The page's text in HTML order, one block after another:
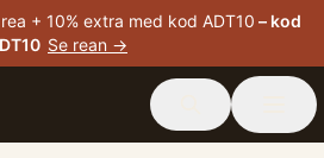
+ 10% extra med kod ADT10 – kod
Se rean →